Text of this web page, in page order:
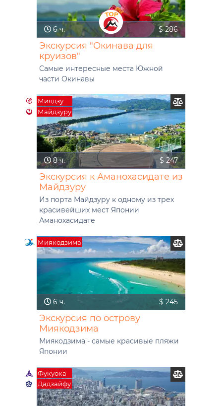
6 ч. $ 286
Экскурсия "Окинава для
круизов"
Самые интересные места Южной
части Окинавы
Миядзу
Майдзуру
8 ч. $ 247
Экскурсия к Аманохасидате из
Майдзуру
Из порта Майдзуру к одному из трех
красивейших мест Японии
Аманохасидате
Миякодзима
6 ч. $ 245
Экскурсия по острову
Миякодзима
Миякодзима - самые красивые пляжи
Японии
Фукуока
Дадзайфу